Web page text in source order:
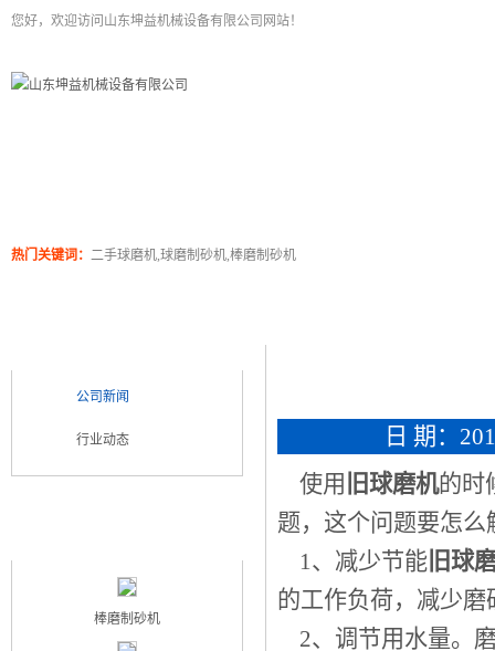
您好，欢迎访问山东坤益机械设备有限公司网站！
热门关键词： 二手球磨机,球磨制砂机,棒磨制砂机
日 期：
使用 旧球磨机的时
题，这个问题要怎
1、减少节能 旧球
的工作负荷，减少
2、调节用水量。
公司新闻
行业动态
棒磨制砂机